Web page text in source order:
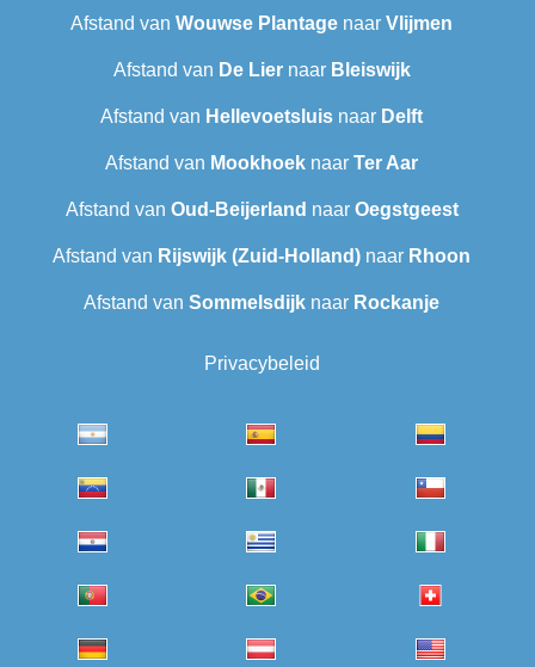
Afstand van Wouwse Plantage naar Vlijmen
Afstand van De Liernaar Bleiswijk
Afstand van Hellevoetsluis naar Delft
Afstand van Mookhoek naar Ter Aar
Afstand van Oud-Beijerland naar Oegstgeest
Afstand van Rijswijk (Zuid-Holland) naar Rhoon
Afstand van Sommelsdijk naar Rockanje
Privacybeleid